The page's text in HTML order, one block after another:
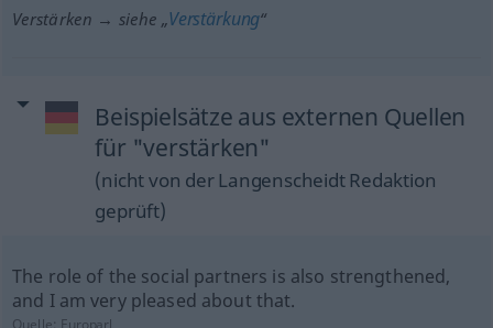
Verstärken → siehe „Verstärkung“
Beispielsätze aus externen Quellen
für "verstärken"
(nicht von der Langenscheidt Redaktion
geprüft)
The role of the social partners is also strengthened,
and I am very pleased about that.
Quelle: Europarl